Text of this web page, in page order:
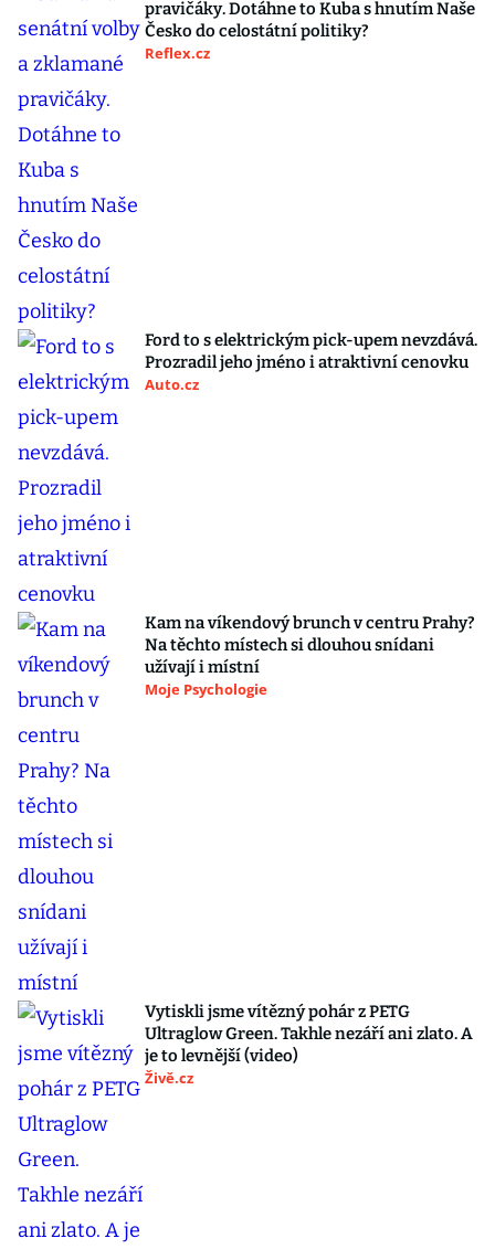
pravičáky. Dotáhne to Kuba s hnutím Naše
Česko do celostátní politiky?
Reflex.cz
Ford to s elektrickým pick-upem nevzdává.
Prozradil jeho jméno i atraktivní cenovku
Auto.cz
Kam na víkendový brunch v centru Prahy?
Na těchto místech si dlouhou snídani
užívají i místní
Moje Psychologie
Vytiskli jsme vítězný pohár z PETG
Ultraglow Green. Takhle nezáří ani zlato. A
je to levnější (video)
Živě.cz